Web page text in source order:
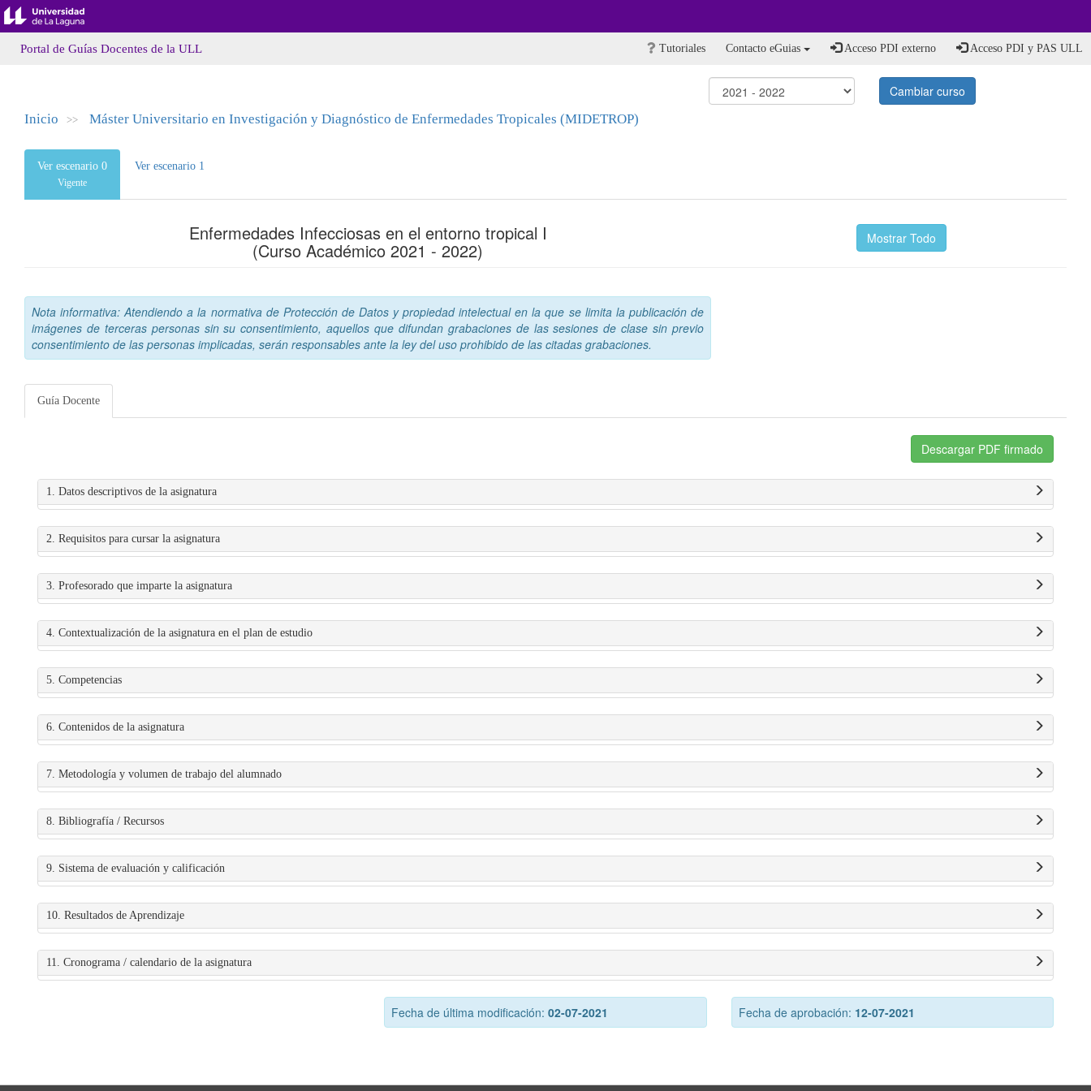
Portal de Guías Docentes de la ULL Tutoriales Contacto eGuias Acceso PDI externo Acceso PDI y PAS ULL
Cambiar curso
Inicio >> Máster Universitario en Investigación y Diagnóstico de Enfermedades Tropicales (MIDETROP)
Ver escenario 0
Vigente
Ver escenario 1
Enfermedades Infecciosas en el entorno tropical I
(Curso Académico 2021 - 2022)
Mostrar Todo
Nota informativa: Atendiendo a la normativa de Protección de Datos y propiedad intelectual en la que se limita la publicación de
imágenes de terceras personas sin su consentimiento, aquellos que difundan grabaciones de las sesiones de clase sin previo
consentimiento de las personas implicadas, serán responsables ante la ley del uso prohibido de las citadas grabaciones.
Guía Docente
Descargar PDF firmado
1. Datos descriptivos de la asignatura
2. Requisitos para cursar la asignatura
3. Profesorado que imparte la asignatura
4. Contextualización de la asignatura en el plan de estudio
5. Competencias
6. Contenidos de la asignatura
7. Metodología y volumen de trabajo del alumnado
8. Bibliografía / Recursos
9. Sistema de evaluación y calificación
10. Resultados de Aprendizaje
11. Cronograma / calendario de la asignatura
Fecha de última modificación:02-07-2021 Fecha de aprobación: 12-07-2021